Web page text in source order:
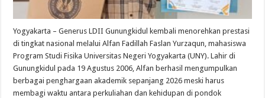
Yogyakarta – Generus LDII Gunungkidul kembali menorehkan prestasi
di tingkat nasional melalui Alfan Fadillah Faslan Yurzaqun, mahasiswa
Program Studi Fisika Universitas Negeri Yogyakarta (UNY). Lahir di
Gunungkidul pada 19 Agustus 2006, Alfan berhasil mengumpulkan
berbagai penghargaan akademik sepanjang 2026 meski harus
membagi waktu antara perkuliahan dan kehidupan di pondok